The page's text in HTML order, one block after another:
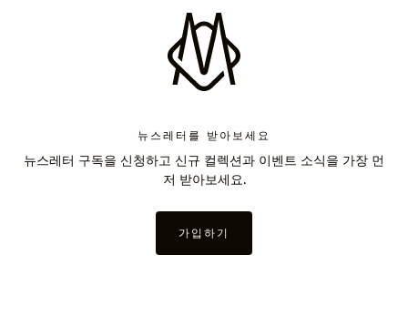
뉴스레터를 받아보세요
뉴스레터 구독을 신청하고 신규 컬렉션과 이벤트 소식을 가장 먼
저 받아보세요.
가입하기